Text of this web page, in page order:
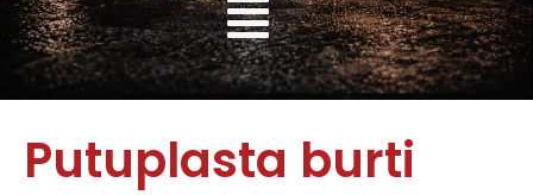
Putuplasta burti